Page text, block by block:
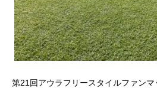
第21回アウラフリースタイルファン